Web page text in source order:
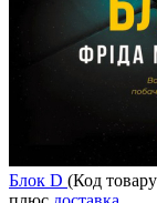
Блок D (Код